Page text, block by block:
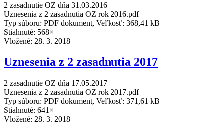
2 zasadnutie OZ dňa 31.03.2016
Uznesenia z 2 zasadnutia OZ rok 2016.pdf
Typ súboru: PDF dokument, Veľkosť: 368,41 kB
Stiahnuté: 568×
Vložené: 28. 3. 2018
Uznesenia z 2 zasadnutia 2017
2 zasadnutie OZ dňa 17.05.2017
Uznesenia z 2 zasadnutia OZ rok 2017.pdf
Typ súboru: PDF dokument, Veľkosť: 371,61 kB
Stiahnuté: 641×
Vložené: 28. 3. 2018